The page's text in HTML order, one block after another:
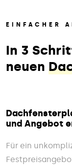
EINFACHER
In 3
neuen
und Angebot
Für ein